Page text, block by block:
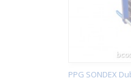
PPG SONDEX